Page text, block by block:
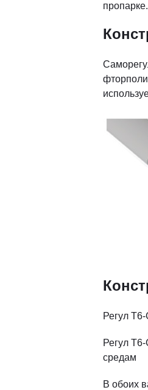
пропарке.
Регул
Регул
средам
В обоих